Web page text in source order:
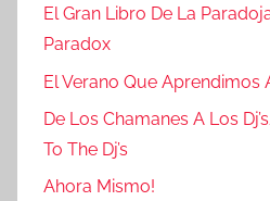
El Gran Libro De La
Paradox
El Verano Que Aprendimos
De Los Chamanes A Los
To The Dj’s
Ahora Mismo!